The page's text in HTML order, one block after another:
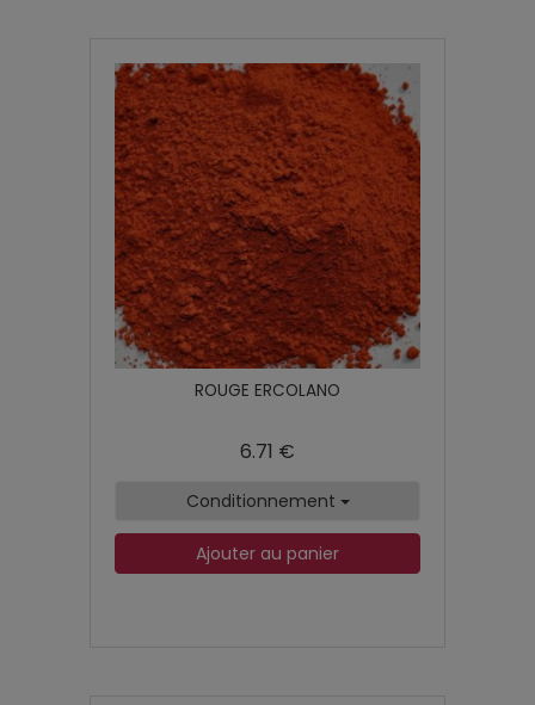
ROUGE ERCOLANO
6.71 €
Conditionnement
Ajouter au panier